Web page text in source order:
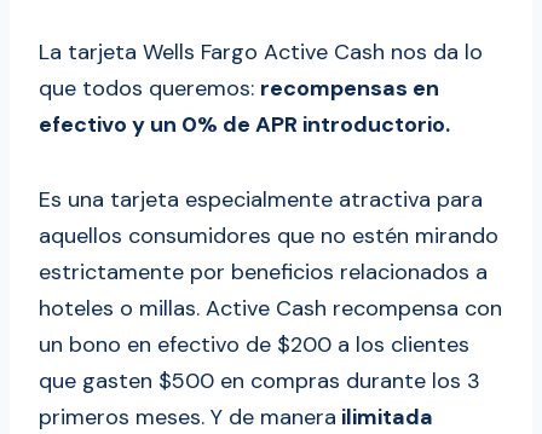
La tarjeta Wells Fargo Active Cash nos da lo
que todos queremos: recompensas en
efectivo y un 0% de APR introductorio.
Es una tarjeta especialmente atractiva para
aquellos consumidores que no estén mirando
estrictamente por beneficios relacionados a
hoteles o millas. Active Cash recompensa con
un bono en efectivo de $200 a los clientes
que gasten $500 en compras durante los 3
primeros meses. Y de manera ilimitada